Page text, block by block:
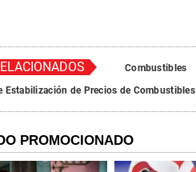
Combustibles
Estabilización de Precios de Combustibles